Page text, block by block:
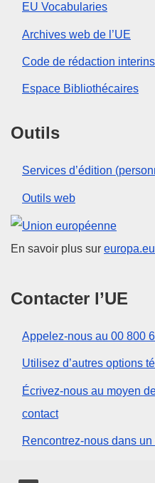
EU Vocabularies
Archives web de l’UE
Code de rédaction
Espace Bibliothécaires
Outils
Services d’édition
Outils web
Union
En savoir plus sur europa.eu
Contacter l’UE
Appelez-nous au 00 800
Utilisez d’autres options
Écrivez-nous au moyen
contact
Rencontrez-nous dans un